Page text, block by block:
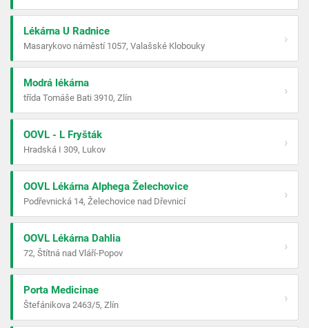
Lékárna U Radnice
Masarykovo náměstí 1057, Valašské Klobouky
›
Modrá lékárna
třída Tomáše Bati 3910, Zlín
›
OOVL - L Fryšták
Hradská I 309, Lukov
›
OOVL Lékárna Alphega Želechovice
Podřevnická 14, Želechovice nad Dřevnicí
›
OOVL Lékárna Dahlia
72, Štítná nad Vláří-Popov
›
Porta Medicinae
Štefánikova 2463/5, Zlín
›